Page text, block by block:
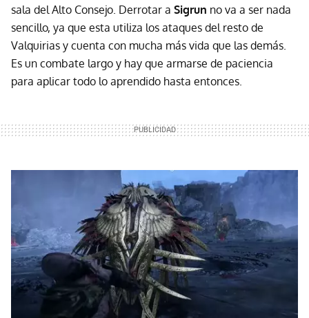
sala del Alto Consejo. Derrotar a Sigrun no va a ser nada
sencillo, ya que esta utiliza los ataques del resto de
Valquirias y cuenta con mucha más vida que las demás.
Es un combate largo y hay que armarse de paciencia
para aplicar todo lo aprendido hasta entonces.